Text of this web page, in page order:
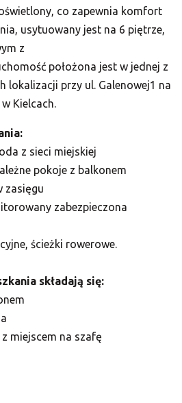
co zapewnia komfort
usytuowany jest na 6 piętrze,
z
położona jest w jednej z
lokalizacji przy ul. Galenowej1 na
Kielcach.
z sieci miejskiej
pokoje z balkonem
zasięgu
zabezpieczona
ścieżki rowerowe.
składają się:
miejscem na szafę